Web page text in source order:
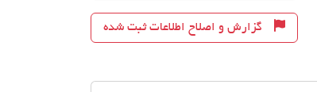
گزارش و اصلاح اطلاعات ثبت شده